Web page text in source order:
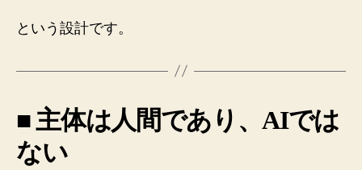
という設計です。
■ 主体は人間であり、AIでは
ない